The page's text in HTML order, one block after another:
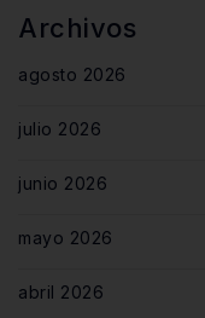
Archivos
agosto 2026
julio 2026
junio 2026
mayo 2026
abril 2026